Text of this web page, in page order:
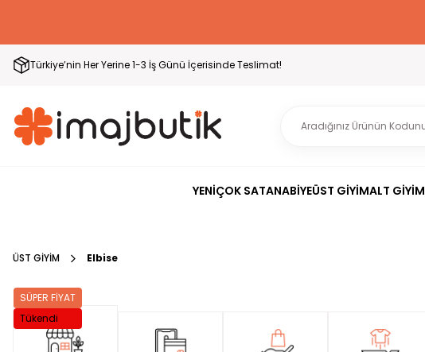
Türkiye’nin Her Yerine 1-3 İş Günü İçerisinde Teslimat!
YENİÇOK SATANABİYEÜST GİYİMALT GİYİM
ÜST GİYİM Elbise
SÜPER FİYAT
Tükendi